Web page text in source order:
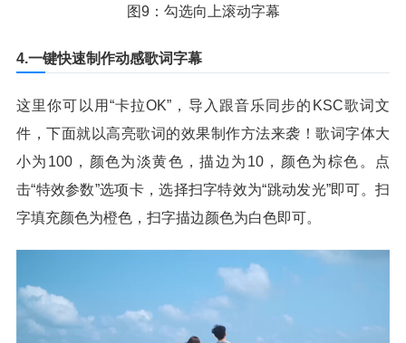
图9：勾选向上滚动字幕
4.一键快速制作动感歌词字幕
这里你可以用“卡拉OK”，导入跟音乐同步的KSC歌词文
件，下面就以高亮歌词的效果制作方法来袭！歌词字体大
小为100，颜色为淡黄色，描边为10，颜色为棕色。点
击“特效参数”选项卡，选择扫字特效为“跳动发光”即可。扫
字填充颜色为橙色，扫字描边颜色为白色即可。